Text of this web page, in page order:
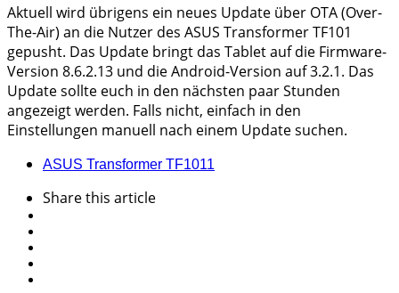
Aktuell wird übrigens ein neues Update über OTA (Over-
The-Air) an die Nutzer des ASUS Transformer TF101
gepusht. Das Update bringt das Tablet auf die Firmware-
Version 8.6.2.13 und die Android-Version auf 3.2.1. Das
Update sollte euch in den nächsten paar Stunden
angezeigt werden. Falls nicht, einfach in den
Einstellungen manuell nach einem Update suchen.
ASUS Transformer TF1011
Sharethis article